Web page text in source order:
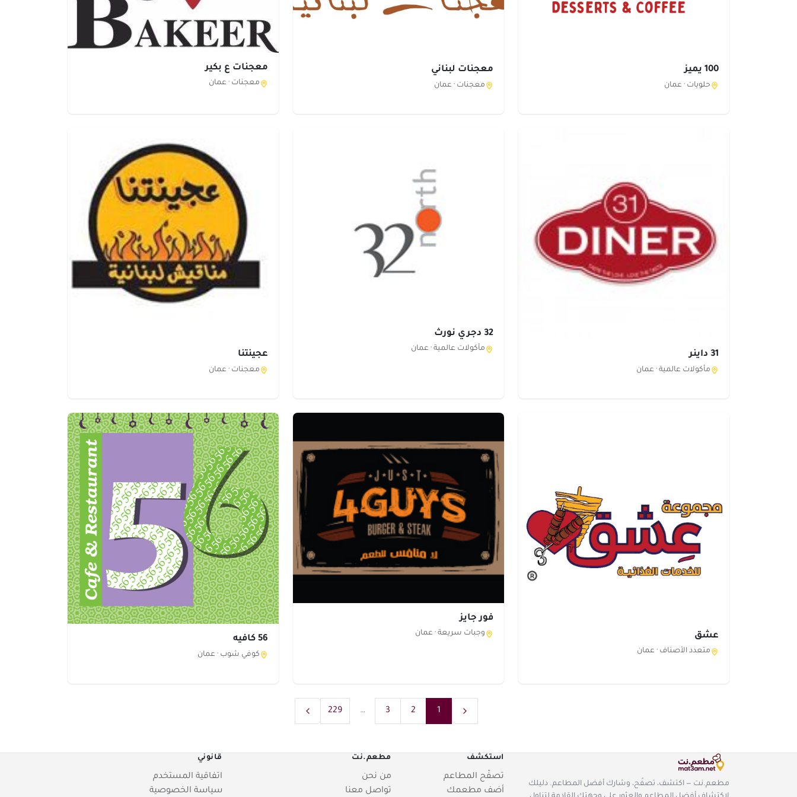
100 يميز
حلويات · عمان
معجنات لبناني
معجنات · عمان
معجنات ع بكير
معجنات · عمان
31 داينر
مأكولات عالمية · عمان
32 دجري نورث
مأكولات عالمية · عمان
عجينتنا
معجنات · عمان
عشق
متعدد الأصناف · عمان
فور جايز
وجبات سريعة · عمان
56 كافيه
كوفي شوب · عمان
1
2
3
…
229
مطعم.نت — اكتشف، تصفّح، وشارك أفضل المطاعم. دليلك
استكشف
تصفّح المطاعم
أضف مطعمك
مطعم.نت
من نحن
تواصل معنا
قانوني
اتفاقية المستخدم
سياسة الخصوصية